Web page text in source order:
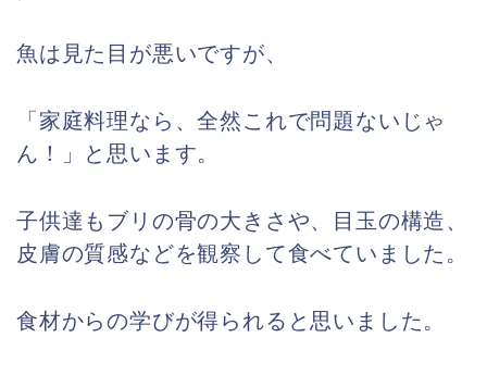
魚は見た目が悪いですが、
「家庭料理なら、全然これで問題ないじゃ
ん！」と思います。
子供達もブリの骨の大きさや、目玉の構造、
皮膚の質感などを観察して食べていました。
食材からの学びが得られると思いました。